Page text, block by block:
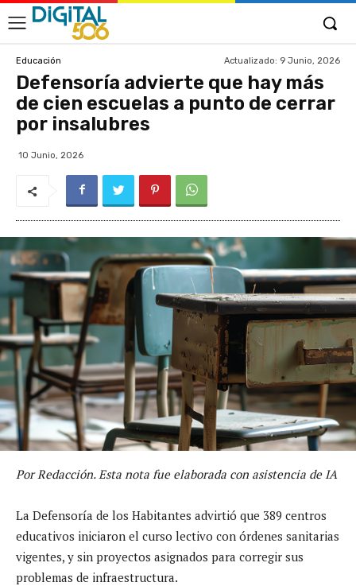
Educación Actualizado: 9 Junio, 2026
Defensoría advierte que hay más
de cien escuelas a punto de cerrar
por insalubres
10 Junio, 2026
Por Redacción. Esta nota fue elaborada con asistencia de IA
La Defensoría de los Habitantes advirtió que 389 centros
educativos iniciaron el curso lectivo con órdenes sanitarias
vigentes, y sin proyectos asignados para corregir sus
problemas de infraestructura.